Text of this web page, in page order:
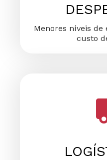
Menores níveis de
custo